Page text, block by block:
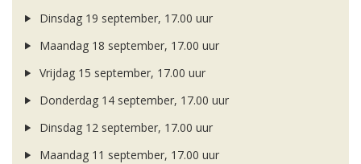
Dinsdag 19 september, 17.00 uur
Maandag 18 september, 17.00 uur
Vrijdag 15 september, 17.00 uur
Donderdag 14 september, 17.00 uur
Dinsdag 12 september, 17.00 uur
Maandag 11 september, 17.00 uur